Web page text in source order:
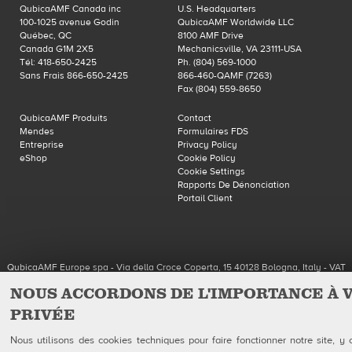
NOUS ACCORDONS DE L'IMPORTANCE À
PRIVÉE
Nous utilisons des cookies techniques pour faire fonctionner notre site, y
taille
originale…
QubicaAMF Canada inc
100-1025 avenue Godin
Québec, QC
Canada G1M 2X5
Tél: 418-650-2425
Sans Frais 866-650-2425
U.S. Headquarters
QubicaAMF Worldwide LLC
8100 AMF Drive
Mechanicsville, VA 23111-USA
Ph. (804) 569-1000
866-460-QAMF (7263)
Fax (804) 559-8650
QubicaAMF Produits
Mendes
Entreprise
eShop
Contact
Formulaires FDS
Privacy Policy
Cookie Policy
Cookie Settings
Rapports De Dénonciation
Portail Client
QubicaAMF Europe spa - Via della Croce Coperta, 15 40128 Bologna, Italy - VAT
Copyright © 2026 Qubica Holdings s.r.l. All rights reserved.